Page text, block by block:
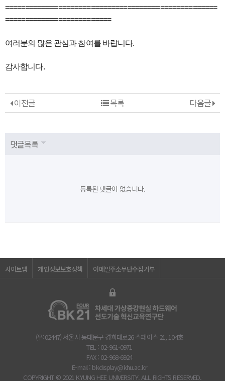
====================================================
==========================
여러분의 많은 관심과 참여를 바랍니다.
감사합니다.
이전글 다음글
목록
댓글목록
등록된 댓글이 없습니다.
사이트맵 개인정보보호정책 이메일주소무단수집거부
(우:02447) 서울시 동대문구 경희대로26 스페이스 21, 104호
TEL : 02-961-0971
FAX : 02-968-6924
E-mail : bkdisplay@khu.ac.kr
COPYRIGHT © 2021 KYUNG HEE UNIVERSITY. ALL RIGHTS RESERVED.